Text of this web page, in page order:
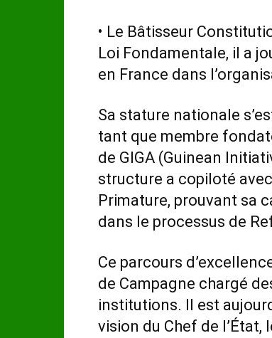
• Le Bâtisseur
Loi Fondamentale, il a
en France dans
Sa stature nationale
tant que membre
de GIGA (Guinean
structure a copiloté
Primature, prouvant sa
dans le processus de
Ce parcours
de Campagne chargé
institutions. Il est
vision du Chef de l’État,